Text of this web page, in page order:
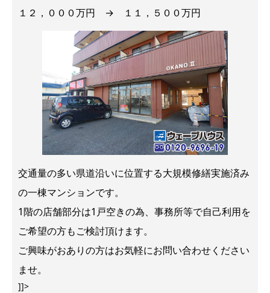
１２，０００万円 → １１，５００万円
交通量の多い県道沿いに位置する大規模修繕実施済み
の一棟マンションです。
1階の店舗部分は1戸空きの為、事務所等で自己利用を
ご希望の方もご検討頂けます。
ご興味がおありの方はお気軽にお問い合わせください
ませ。
]]>